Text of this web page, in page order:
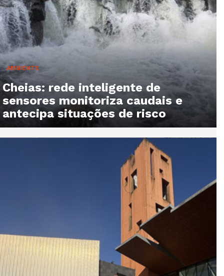
AMBIENTE
Cheias: rede inteligente de
sensores monitoriza caudais e
antecipa situações de risco